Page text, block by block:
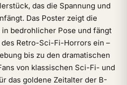
das die Spannung und
Das Poster zeigt die
bedrohlicher Pose und fängt
Retro-Sci-Fi-Horrors ein –
bis zu den dramatischen
von klassischen Sci-Fi- und
das goldene Zeitalter der B-